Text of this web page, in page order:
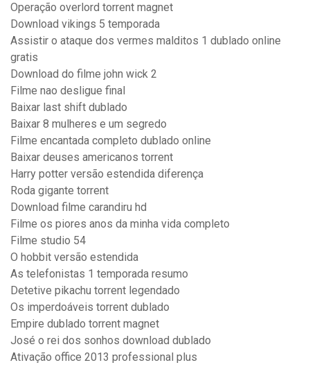
Operação overlord torrent magnet
Download vikings 5 temporada
Assistir o ataque dos vermes malditos 1 dublado online
gratis
Download do filme john wick 2
Filme nao desligue final
Baixar last shift dublado
Baixar 8 mulheres e um segredo
Filme encantada completo dublado online
Baixar deuses americanos torrent
Harry potter versão estendida diferença
Roda gigante torrent
Download filme carandiru hd
Filme os piores anos da minha vida completo
Filme studio 54
O hobbit versão estendida
As telefonistas 1 temporada resumo
Detetive pikachu torrent legendado
Os imperdoáveis torrent dublado
Empire dublado torrent magnet
José o rei dos sonhos download dublado
Ativação office 2013 professional plus